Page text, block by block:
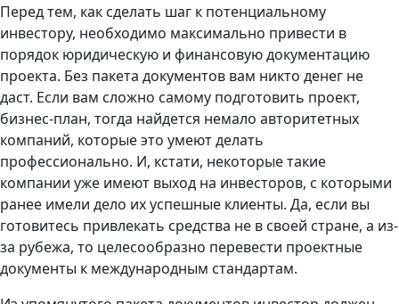
Перед тем, как сделать шаг к потенциальному
инвестору, необходимо максимально привести в
порядок юридическую и финансовую документацию
проекта. Без пакета документов вам никто денег не
даст. Если вам сложно самому подготовить проект,
бизнес-план, тогда найдется немало авторитетных
компаний, которые это умеют делать
профессионально. И, кстати, некоторые такие
компании уже имеют выход на инвесторов, с которыми
ранее имели дело их успешные клиенты. Да, если вы
готовитесь привлекать средства не в своей стране, а из-
за рубежа, то целесообразно перевести проектные
документы к международным стандартам.